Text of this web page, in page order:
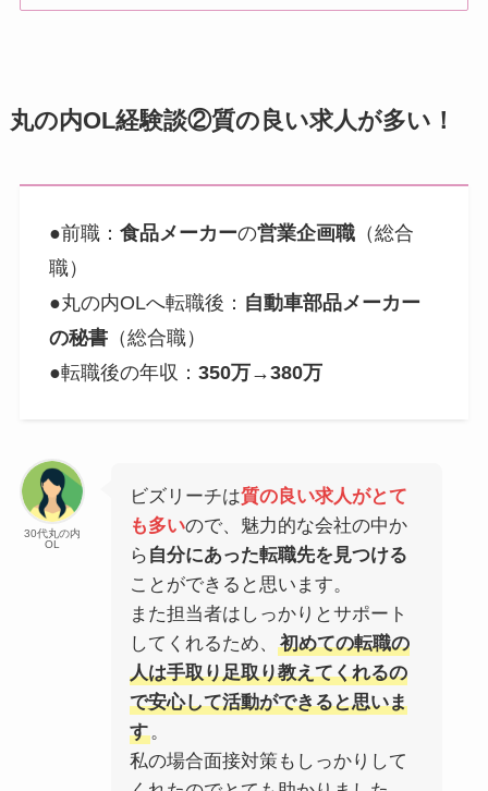
丸の内OL経験談②質の良い求人が多い！
●前職： 食品メーカーの営業企画職（総合
職）
●丸の内OLへ転職後： 自動車部品メーカー
の秘書（総合職）
●転職後の年収： 350万→380万
30代丸の内
OL
ビズリーチは質の良い求人がとて
も多いので、魅力的な会社の中か
ら 自分にあった転職先を見つける
ことができると思います。
また担当者はしっかりとサポート
してくれるため、
初めての転職の
人は手取り足取り教えてくれるの
で安心して活動ができると思いま
す。
私の場合面接対策もしっかりして